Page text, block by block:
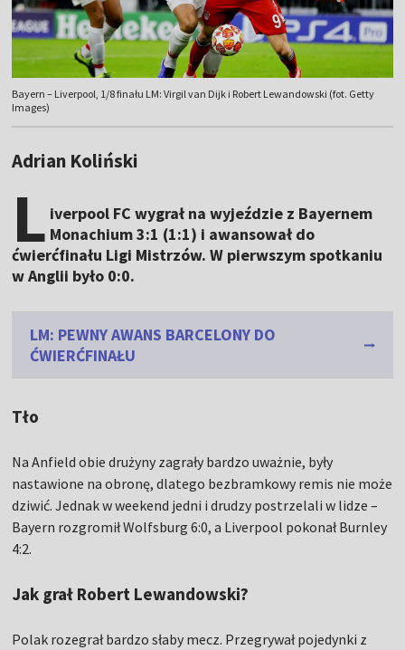
Bayern – Liverpool, 1/8 finału LM: Virgil van Dijk i Robert Lewandowski (fot. Getty
Images)
Adrian Koliński
L iverpool FC wygrał na wyjeździe z Bayernem
Monachium 3:1 (1:1) i awansował do
ćwierćfinału Ligi Mistrzów. W pierwszym spotkaniu
w Anglii było 0:0.
LM: PEWNY AWANS BARCELONY DO
ĆWIERĆFINAŁU
Tło
Na Anfield obie drużyny zagrały bardzo uważnie, były
nastawione na obronę, dlatego bezbramkowy remis nie może
dziwić. Jednak w weekend jedni i drudzy postrzelali w lidze –
Bayern rozgromił Wolfsburg 6:0, a Liverpool pokonał Burnley
4:2.
Jak grał Robert Lewandowski?
Polak rozegrał bardzo słaby mecz. Przegrywał pojedynki z